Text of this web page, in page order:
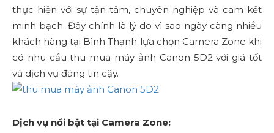
thực hiện với sự tận tâm, chuyên nghiệp và cam kết
minh bạch. Đây chính là lý do vì sao ngày càng nhiều
khách hàng tại Bình Thạnh lựa chọn Camera Zone khi
có nhu cầu thu mua máy ảnh Canon 5D2 với giá tốt
và dịch vụ đáng tin cậy.
Dịch vụ nổi bật tại Camera Zone: